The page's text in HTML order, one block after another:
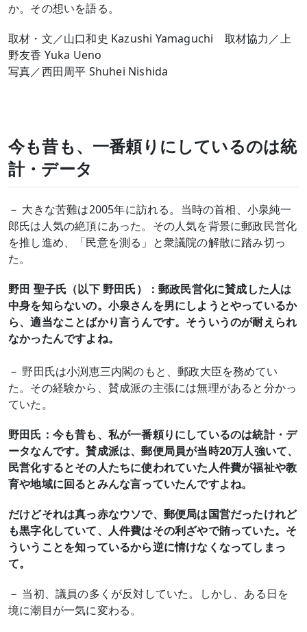
か。その想いを語る。
取材・文／山口和史 Kazushi Yamaguchi 取材協力／上
野友香 Yuka Ueno
写真／西田周平 Shuhei Nishida
今も昔も、一番頼りにしているのは統
計・データ
－ 大きな苦難は2005年に訪れる。当時の首相、小泉純一
郎氏は人気の絶頂にあった。その人気を背景に郵政民営化
を推し進め、「民意を測る」と衆議院の解散に踏み切っ
た。
野田 聖子氏（以下 野田氏）：郵政民営化に賛成した人は
中身を知らないの。小泉さんを男にしようとやっているか
ら、適当なことばかり言うんです。そういうのが耐えられ
なかったんですよね。
－ 野田氏は小渕恵三内閣のもと、郵政大臣を務めてい
た。その経験から、賛成派の主張には無理があると分かっ
ていた。
野田氏：今も昔も、私が一番頼りにしているのは統計・デ
ータなんです。賛成派は、郵便局員が当時20万人強いて、
民営化するとその人たちに使われていた人件費が福祉や教
育や地域に回るとみんな言っていたんですよね。
だけどそれは真っ赤なウソで、郵便局は国営だったけれど
も黒字化していて、人件費はその利ざやで賄っていた。そ
ういうことを知っているから逆に情けなくなってしまっ
て。
－ 当初、議員の多くが反対していた。しかし、ある日を
境に潮目が一気に変わる。